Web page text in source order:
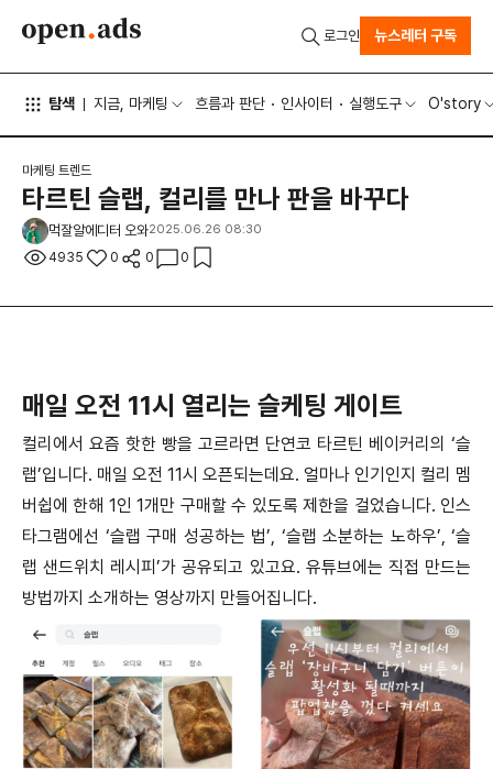
탐색 지금, 마케팅 흐름과 판단 인사이터 실행도구 O'story
로그인 뉴스레터 구독
마케팅 트렌드
타르틴 슬랩, 컬리를 만나 판을 바꾸다
먹잘알에디터 오와2025.06.26 08:30
4935 0 0 0
매일 오전 11시 열리는 슬케팅 게이트
컬리에서 요즘 핫한 빵을 고르라면 단연코 타르틴 베이커리의 ‘슬
랩’입니다. 매일 오전 11시 오픈되는데요. 얼마나 인기인지 컬리 멤
버쉽에 한해 1인 1개만 구매할 수 있도록 제한을 걸었습니다. 인스
타그램에선 ‘슬랩 구매 성공하는 법’, ‘슬랩 소분하는 노하우’, ‘슬
랩 샌드위치 레시피’가 공유되고 있고요. 유튜브에는 직접 만드는
방법까지 소개하는 영상까지 만들어집니다.